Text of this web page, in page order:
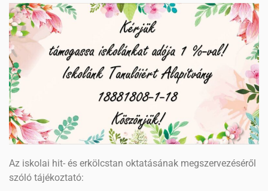
Az iskolai hit- és erkölcstan oktatásának megszervezéséről
szóló tájékoztató: